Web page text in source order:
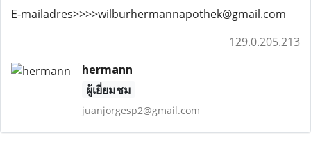
E-mailadres>>>>wilburhermannapothek@gmail.com
129.0.205.213
hermann
ผู้เยี่ยมชม
juanjorgesp2@gmail.com